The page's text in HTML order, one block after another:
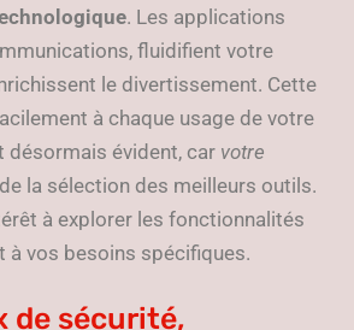
. Les applications
fluidifient votre
le divertissement. Cette
à chaque usage de votre
désormais évident, car votre
la sélection des meilleurs outils.
à explorer les fonctionnalités
à vos besoins spécifiques.
de sécurité,